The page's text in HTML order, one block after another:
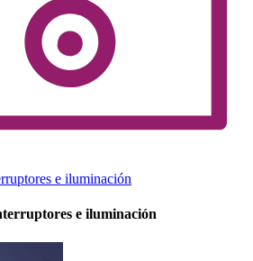
e iluminación
e iluminación